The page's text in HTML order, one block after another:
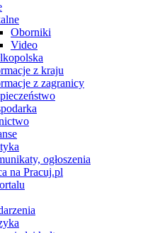
Oborniki
Video
z kraju
z zagranicy
ogłoszenia
na Pracuj.pl